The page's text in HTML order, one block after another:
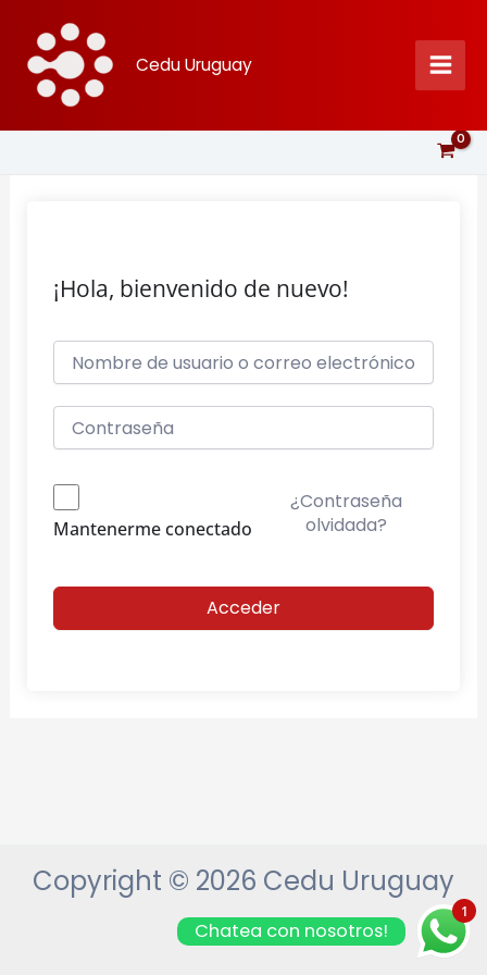
contenido
Cedu Uruguay
¡Hola, bienvenido de nuevo!
Mantenerme conectado
¿Contraseña
olvidada?
Acceder
Copyright © 2026 Cedu Uruguay
1
Chatea con nosotros!